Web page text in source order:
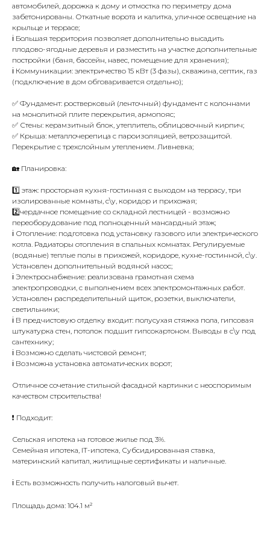
автомобилей, дорожка к дому и отмостка по периметру дома
забетонированы. Откатные ворота и калитка, уличное освещение на
крыльце и террасе;
ℹ️ Большая территория позволяет дополнительно высадить
плодово-ягодные деревья и разместить на участке дополнительные
постройки (баня, бассейн, навес, помещение для хранения);
ℹ️ Коммуникации: электричество 15 кВт (3 фазы), скважина, септик, газ
(подключение в дом обговаривается отдельно);
✅ Фундамент: ростверковый (ленточный) фундамент с колоннами
на монолитной плите перекрытия, армопояс;
✅ Стены: керамзитный блок, утеплитель, облицовочный кирпич;
✅ Крыша: металлочерепица с пароизоляцией, ветрозащитой.
Перекрытие с трехслойным утеплением. Ливневка;
🏡 Планировка:
1️⃣ этаж: просторная кухня-гостинная с выходом на террасу, три
изолированные комнаты, с\у, коридор и прихожая;
2️⃣чердачное помещение со складной лестницей - возможно
переоборудование под полноценный мансардный этаж;
ℹ️ Отопление: подготовка под установку газового или электрического
котла. Радиаторы отопления в спальных комнатах. Регулируемые
(водяные) теплые полы в прихожей, коридоре, кухне-гостинной, с\у.
Установлен дополнительный водяной насос;
ℹ️ Электроснабжение: реализована грамотная схема
электропроводки, с выполнением всех электромонтажных работ.
Установлен распределительный щиток, розетки, выключатели,
светильники;
ℹ️ В предчистовую отделку входит: полусухая стяжка пола, гипсовая
штукатурка стен, потолок подшит гипсокартоном. Выводы в с\у под
сантехнику;
ℹ️ Возможно сделать чистовой ремонт;
ℹ️ Возможна установка автоматических ворот;
Отличное сочетание стильной фасадной картинки с неоспоримым
качеством строительства!
❗ Подходит:
Сельская ипотека на готовое жилье под 3%.
Семейная ипотека, IТ-ипотека, Субсидированная ставка,
материнский капитал, жилищные сертификаты и наличные.
ℹ Есть возможность получить налоговый вычет.
Площадь дома: 104.1 м²